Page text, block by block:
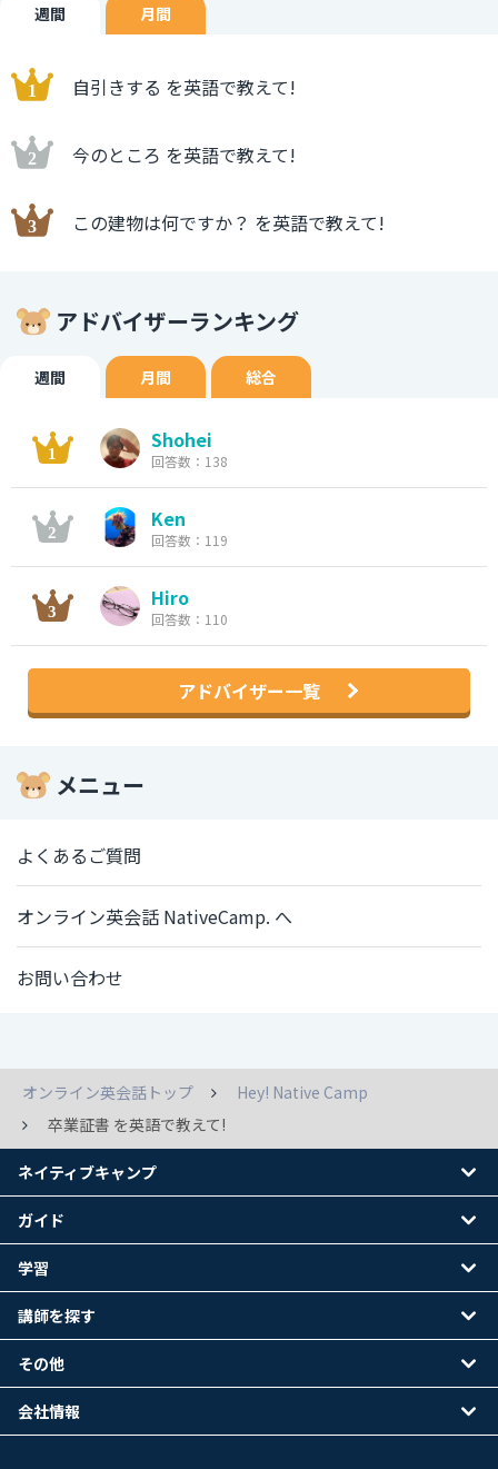
週間 月間
自引きする を英語で教えて!
今のところ を英語で教えて!
この建物は何ですか？ を英語で教えて!
アドバイザーランキング
週間 月間 総合
Shohei
回答数：138
Ken
回答数：119
Hiro
回答数：110
アドバイザー一覧
メニュー
よくあるご質問
オンライン英会話 NativeCamp. へ
お問い合わせ
オンライン英会話トップ
Hey! Native Camp
卒業証書 を英語で教えて!
ネイティブキャンプ
ガイド
学習
講師を探す
その他
会社情報